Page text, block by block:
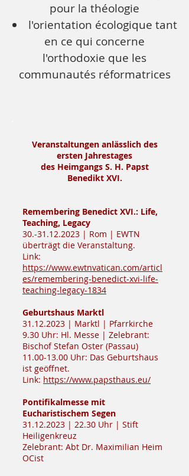
pour la théologie
l'orientation écologique tant
en ce qui concerne
l'orthodoxie que les
communautés réformatrices
Veranstaltungen anlässlich des
ersten Jahrestages
des Heimgangs S. H. Papst
Benedikt XVI.
Remembering Benedict XVI.: Life,
Teaching, Legacy
30.-31.12.2023 | Rom | EWTN
überträgt die Veranstaltung.
Link:
https://www.ewtnvatican.com/articl
es/remembering-benedict-xvi-life-
teaching-legacy-1834
Geburtshaus Marktl
31.12.2023 | Marktl | Pfarrkirche
9.30 Uhr: Hl. Messe | Zelebrant:
Bischof Stefan Oster (Passau)
11.00-13.00 Uhr: Das Geburtshaus
ist geöffnet.
Link: https://www.papsthaus.eu/
Pontifikalmesse mit
Eucharistischem Segen
31.12.2023 | 22.30 Uhr | Stift
Heiligenkreuz
Zelebrant: Abt Dr. Maximilian Heim
OCist